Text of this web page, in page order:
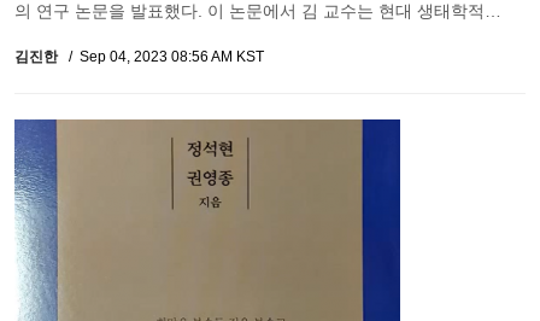
의 연구 논문을 발표했다. 이 논문에서 김 교수는 현대 생태학적…
김진한 Sep 04, 2023 08:56 AM KST